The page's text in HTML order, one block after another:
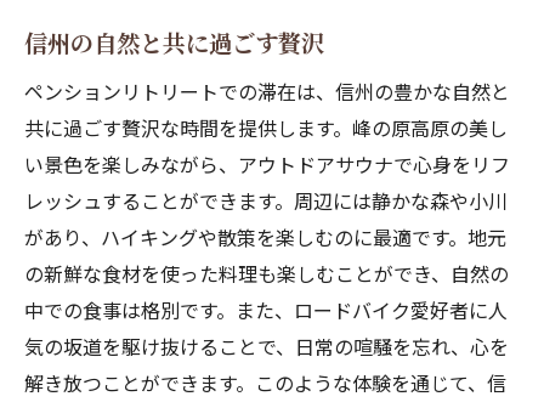
信州の自然と共に過ごす贅沢
ペンションリトリートでの滞在は、信州の豊かな自然と
共に過ごす贅沢な時間を提供します。峰の原高原の美し
い景色を楽しみながら、アウトドアサウナで心身をリフ
レッシュすることができます。周辺には静かな森や小川
があり、ハイキングや散策を楽しむのに最適です。地元
の新鮮な食材を使った料理も楽しむことができ、自然の
中での食事は格別です。また、ロードバイク愛好者に人
気の坂道を駆け抜けることで、日常の喧騒を忘れ、心を
解き放つことができます。このような体験を通じて、信